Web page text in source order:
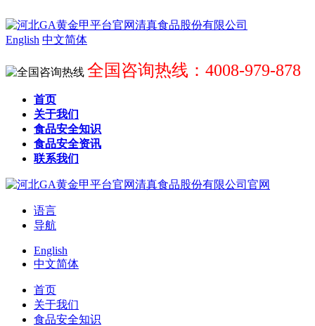
English 中文简体
全国咨询热线：4008-979-878
首页
关于我们
食品安全知识
食品安全资讯
联系我们
语言
导航
English
中文简体
首页
关于我们
食品安全知识